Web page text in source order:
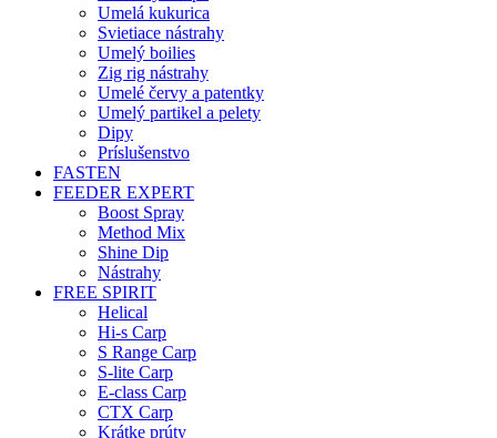
Umelá kukurica
Svietiace nástrahy
Umelý boilies
Zig rig nástrahy
Umelé červy a patentky
Umelý partikel a pelety
Dipy
Príslušenstvo
FASTEN
FEEDER EXPERT
Boost Spray
Method Mix
Shine Dip
Nástrahy
FREE SPIRIT
Helical
Hi-s Carp
S Range Carp
S-lite Carp
E-class Carp
CTX Carp
Krátke prúty